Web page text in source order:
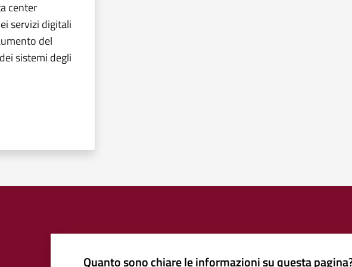
center
servizi digitali
del
sistemi degli
Quanto sono chiare le informazioni su questa